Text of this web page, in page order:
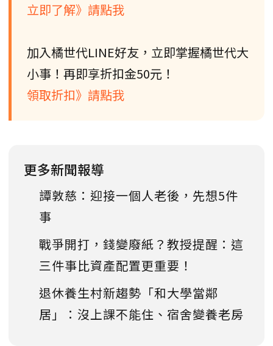
立即了解》請點我
加入橘世代LINE好友，立即掌握橘世代大
小事！再即享折扣金50元！
領取折扣》請點我
更多新聞報導
譚敦慈：迎接一個人老後，先想5件
事
戰爭開打，錢變廢紙？教授提醒：這
三件事比資產配置更重要！
退休養生村新趨勢「和大學當鄰
居」：沒上課不能住、宿舍變養老房